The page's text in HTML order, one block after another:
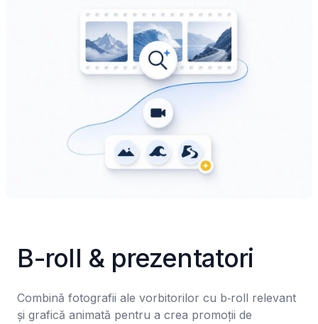
B-roll & prezentatori
Combină fotografii ale vorbitorilor cu b‑roll relevant
și grafică animată pentru a crea promoții de